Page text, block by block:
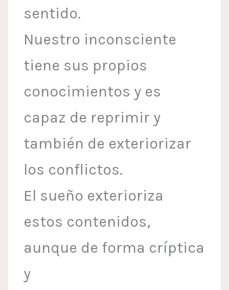
sentido.
Nuestro inconsciente
tiene sus propios
conocimientos y es
capaz de reprimir y
también de exteriorizar
los conflictos.
El sueño exterioriza
estos contenidos,
aunque de forma críptica
y